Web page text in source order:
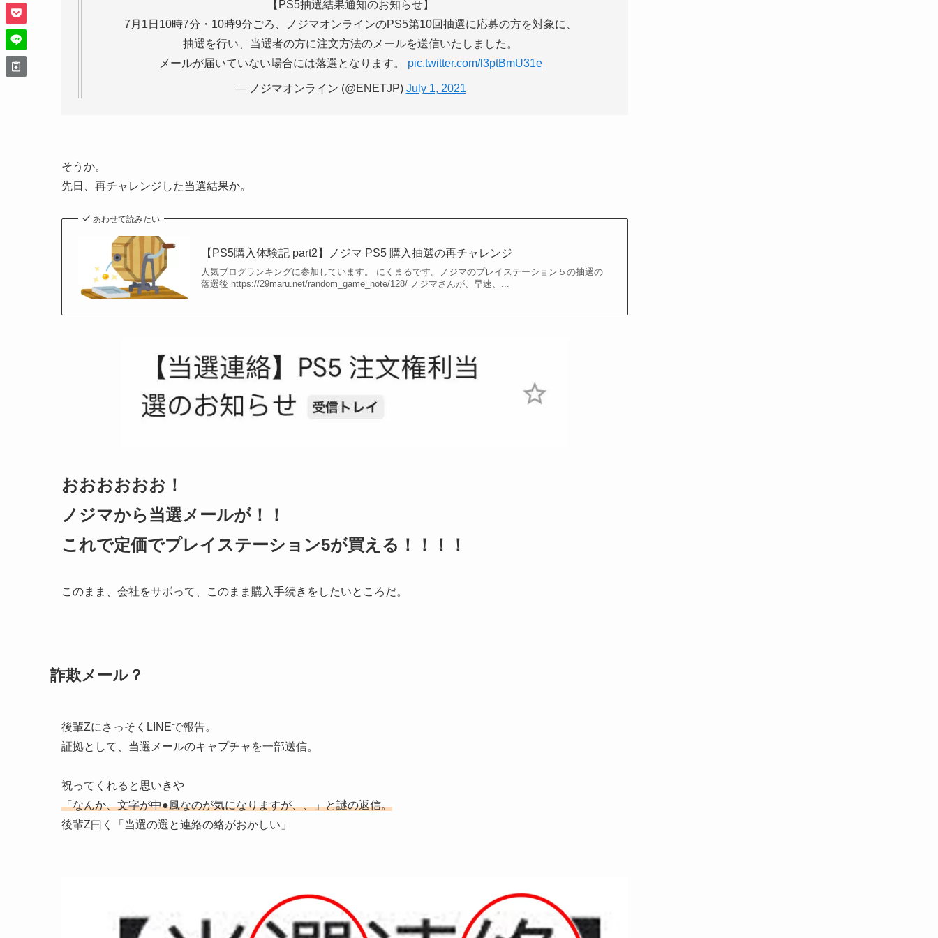
【PS5抽選結果通知のお知らせ】
7月1日10時7分・10時9分ごろ、ノジマオンラインのPS5第10回抽選に応募の方を対象に、
抽選を行い、当選者の方に注文方法のメールを送信いたしました。
メールが届いていない場合には落選となります。 pic.twitter.com/l3ptBmU31e
— ノジマオンライン (@ENETJP) July 1, 2021
そうか。
先日、再チャレンジした当選結果か。
あわせて読みたい
【PS5購入体験記 part2】ノジマ PS5 購入抽選の再チャレンジ
人気ブログランキングに参加しています。 にくまるです。ノジマのプレイステーション５の抽選の
落選後 https://29maru.net/random_game_note/128/ ノジマさんが、早速、...
おおおおおお！
ノジマから当選メールが！！
これで定価でプレイステーション5が買える！！！！
このまま、会社をサボって、このまま購入手続きをしたいところだ。
詐欺メール？
後輩ZにさっそくLINEで報告。
証拠として、当選メールのキャプチャを一部送信。
祝ってくれると思いきや
「なんか、文字が中●風なのが気になりますが、、」と謎の返信。
後輩Z曰く「当選の選と連絡の絡がおかしい」